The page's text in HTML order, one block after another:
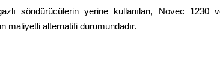
söndürücülerin yerine kullanılan, Novec 1230
maliyetli alternatifi durumundadır.